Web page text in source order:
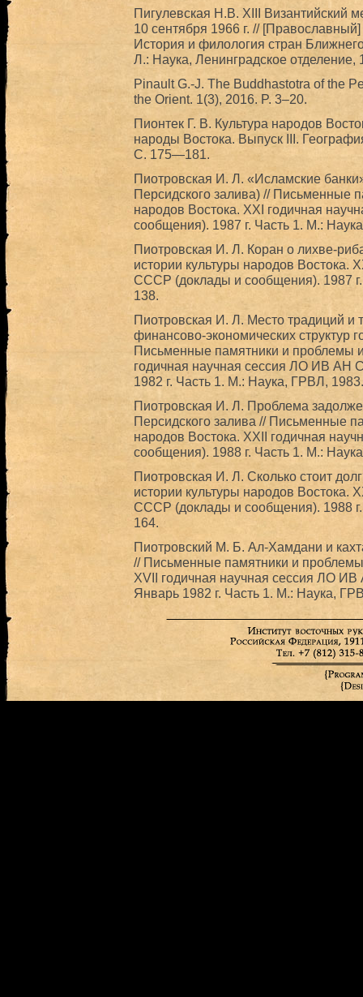
Пигулевская Н.В. XIII Византийский
10 сентября 1966 г. //
История и филология стран
Л.: Наука, Ленинградское
Pinault G.-J. The Buddhastotra of the
the Orient. 1(3), 2016. P. 3–20.
Пионтек Г. В. Культура народов
народы Востока. Выпуск III.
С. 175—181.
Пиотровская И. Л. «Исламские
Персидского залива) // Письменные
народов Востока. XXI годичная
сообщения). 1987 г. Часть 1. М.:
Пиотровская И. Л. Коран о лихве-
истории культуры народов
СССР (доклады и сообщения). 1987
138.
Пиотровская И. Л. Место традиций и
финансово-экономических структур
Письменные памятники и проблемы
годичная научная сессия ЛО ИВ
1982 г. Часть 1. М.: Наука, ГРВЛ,
Пиотровская И. Л. Проблема
Персидского залива // Письменные
народов Востока. XXII годичная
сообщения). 1988 г. Часть 1. М.:
Пиотровская И. Л. Сколько стоит
истории культуры народов
СССР (доклады и сообщения). 1988
164.
Пиотровский М. Б. Ал-Хамдани и
// Письменные памятники и
XVII годичная научная сессия ЛО
Январь 1982 г. Часть 1. М.: Наука,